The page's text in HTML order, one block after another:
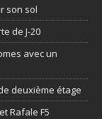
son sol
de J-20
avec un
deuxième étage
Rafale F5